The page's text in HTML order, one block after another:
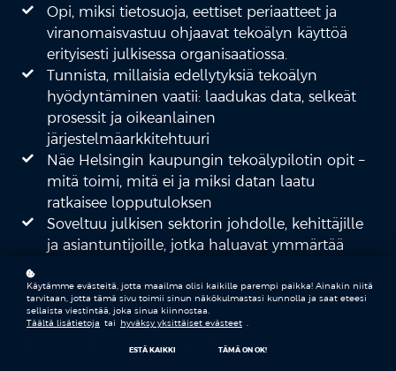
Opi, miksi tietosuoja, eettiset periaatteet ja
viranomaisvastuu ohjaavat tekoälyn käyttöä
erityisesti julkisessa organisaatiossa.
Tunnista, millaisia edellytyksiä tekoälyn
hyödyntäminen vaatii: laadukas data, selkeät
prosessit ja oikeanlainen
järjestelmäarkkitehtuuri
Näe Helsingin kaupungin tekoälypilotin opit –
mitä toimi, mitä ei ja miksi datan laatu
ratkaisee lopputuloksen
Soveltuu julkisen sektorin johdolle, kehittäjille
ja asiantuntijoille, jotka haluavat ymmärtää
ja mahdollisuudet
Koulutukseen sisältyvät teemat:
Käytämme evästeitä, jotta maailma olisi kaikille parempi paikka! Ainakin niitä
tarvitaan, jotta tämä sivu toimii sinun näkökulmastasi kunnolla ja saat eteesi
sellaista viestintää, joka sinua kiinnostaa.
Täältä lisätietoja tai hyväksy yksittäiset evästeet
ESTÄ KAIKKI TÄMÄ ON OK!